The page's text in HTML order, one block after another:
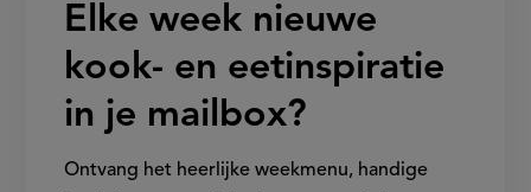
Elke week nieuwe
kook- en eetinspiratie
in je mailbox?
Ontvang het heerlijke weekmenu, handige